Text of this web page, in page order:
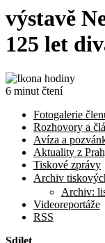
výstavě
125 let
6 minut čtení
Fotogalerie
Rozhovory a
Avíza a
Aktuality z
Tiskové zprávy
Archiv
Archiv:
Videoreportáže
RSS
Sdílet